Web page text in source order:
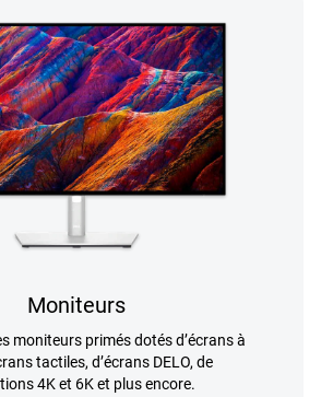
Moniteurs
moniteurs primés dotés d’écrans à
tactiles, d’écrans DELO, de
4K et 6K et plus encore.